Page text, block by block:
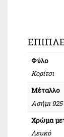
Φύλο
Κορίτσι
Μέταλλο
Ασήμι 925
Χρώμα
Λευκό